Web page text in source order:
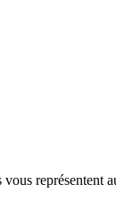
vous représentent